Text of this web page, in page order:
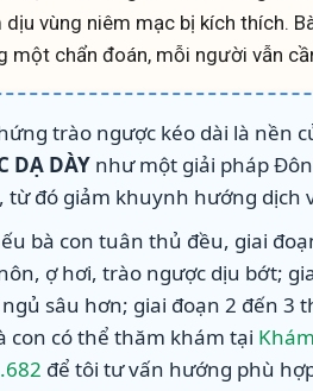
dịu vùng niêm mạc bị kích thích.
một chẩn đoán, mỗi người vẫn
trào ngược kéo dài là nền
DẠ DÀY như một giải pháp
từ đó giảm khuynh hướng dịch
bà con tuân thủ đều, giai
ợ hơi, trào ngược dịu bớt;
sâu hơn; giai đoạn 2 đến 3
con có thể thăm khám tại
để tôi tư vấn hướng phù